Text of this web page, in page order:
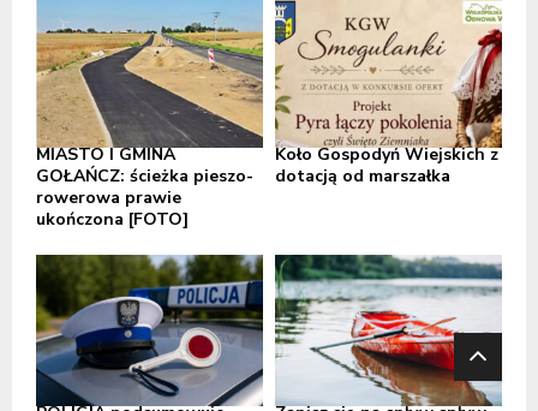
MIASTO I GMINA
GOŁAŃCZ: ścieżka pieszo-
rowerowa prawie
ukończona [FOTO]
Koło Gospodyń Wiejskich z
dotacją od marszałka